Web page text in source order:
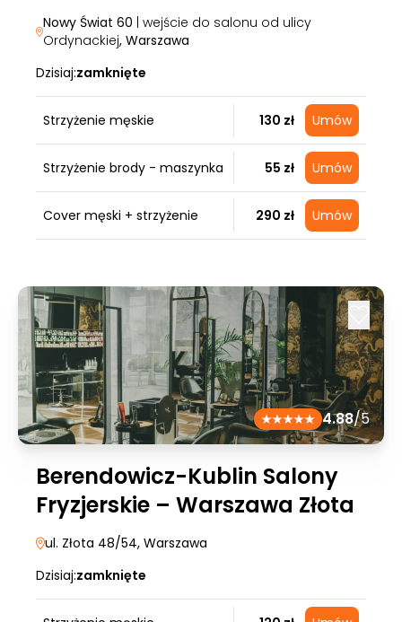
Nowy Świat 60 | wejście do salonu od ulicy
Ordynackiej, Warszawa
Dzisiaj:zamknięte
Strzyżenie męskie 130 zł Umów
Strzyżenie brody - maszynka 55 zł Umów
Cover męski + strzyżenie 290 zł Umów
4.88/5
Berendowicz-Kublin Salony
Fryzjerskie – Warszawa Złota
ul. Złota 48/54, Warszawa
Dzisiaj:zamknięte